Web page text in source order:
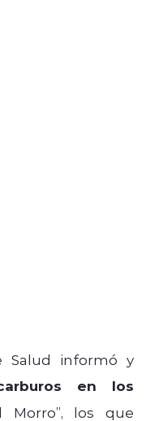
Salud informó y
en los
Morro”, los que